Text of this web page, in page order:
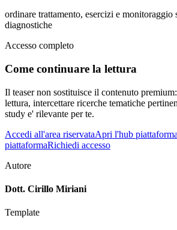
ordinare trattamento, esercizi e monitoraggio
diagnostiche
Accesso completo
Come continuare la lettura
Il teaser non sostituisce il contenuto
lettura, intercettare ricerche tematiche
study e' rilevante per te.
Accedi all'area riservataApri l'hub piattaforma
piattaformaRichiedi accesso
Autore
Dott. Cirillo Miriani
Template